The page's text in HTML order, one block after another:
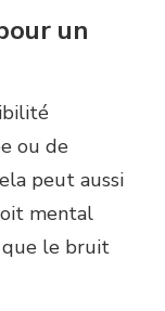
un
ou de
peut aussi
mental
que le bruit